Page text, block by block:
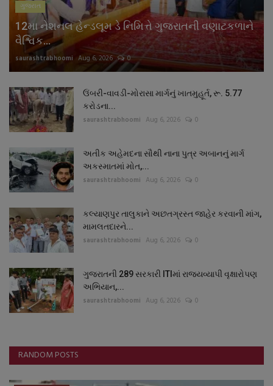
બોલિવૂડ
સ્વાસ્થ્ય
ગુજરાત
12મા નેશનલ હેન્ડલૂમ ડે નિમિત્તે ગુજરાતની વણાટકળાને
વૈશ્વિક...
saurashtrabhoomi Aug 6, 2026 0
ઉંબરી-વાવડી-મોરાસા માર્ગનું ખાતમુહૂર્ત, રૂ. 5.77
કરોડના...
saurashtrabhoomi Aug 6, 2026 0
અતીક અહેમદના સૌથી નાના પુત્ર અબાનનું માર્ગ
અકસ્માતમાં મોત,...
saurashtrabhoomi Aug 6, 2026 0
કલ્યાણપુર તાલુકાને અછતગ્રસ્ત જાહેર કરવાની માંગ,
મામલતદારને...
saurashtrabhoomi Aug 6, 2026 0
ગુજરાતની 289 સરકારી ITIમાં રાજ્યવ્યાપી વૃક્ષારોપણ
અભિયાન,...
saurashtrabhoomi Aug 6, 2026 0
RANDOM POSTS